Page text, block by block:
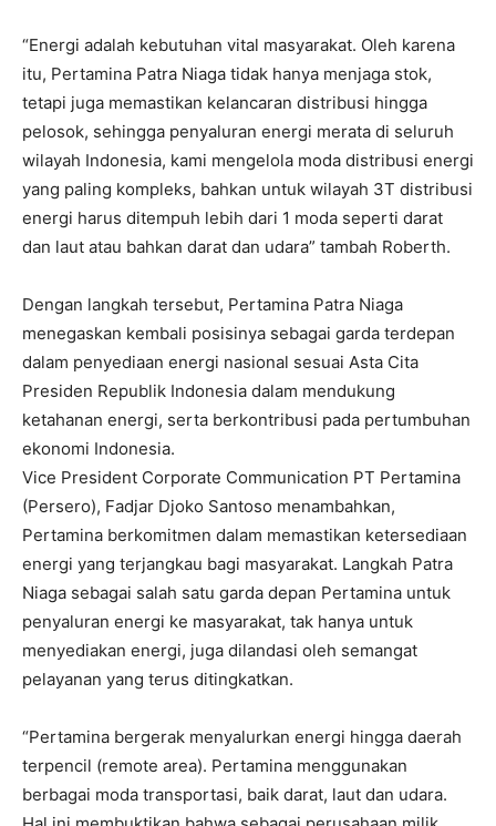
“Energi adalah kebutuhan vital masyarakat. Oleh karena
itu, Pertamina Patra Niaga tidak hanya menjaga stok,
tetapi juga memastikan kelancaran distribusi hingga
pelosok, sehingga penyaluran energi merata di seluruh
wilayah Indonesia, kami mengelola moda distribusi energi
yang paling kompleks, bahkan untuk wilayah 3T distribusi
energi harus ditempuh lebih dari 1 moda seperti darat
dan laut atau bahkan darat dan udara” tambah Roberth.
Dengan langkah tersebut, Pertamina Patra Niaga
menegaskan kembali posisinya sebagai garda terdepan
dalam penyediaan energi nasional sesuai Asta Cita
Presiden Republik Indonesia dalam mendukung
ketahanan energi, serta berkontribusi pada pertumbuhan
ekonomi Indonesia.
Vice President Corporate Communication PT Pertamina
(Persero), Fadjar Djoko Santoso menambahkan,
Pertamina berkomitmen dalam memastikan ketersediaan
energi yang terjangkau bagi masyarakat. Langkah Patra
Niaga sebagai salah satu garda depan Pertamina untuk
penyaluran energi ke masyarakat, tak hanya untuk
menyediakan energi, juga dilandasi oleh semangat
pelayanan yang terus ditingkatkan.
“Pertamina bergerak menyalurkan energi hingga daerah
terpencil (remote area). Pertamina menggunakan
berbagai moda transportasi, baik darat, laut dan udara.